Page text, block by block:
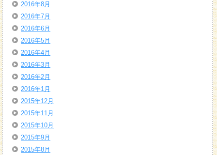
2016年8月
2016年7月
2016年6月
2016年5月
2016年4月
2016年3月
2016年2月
2016年1月
2015年12月
2015年11月
2015年10月
2015年9月
2015年8月